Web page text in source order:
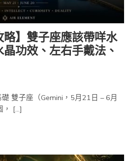
略】雙子座應該帶咩水
功效、左右手戴法、
雙子座（Gemini，5月21日 – 6月
， […]